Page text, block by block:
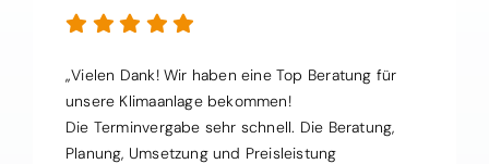
„Vielen Dank! Wir haben eine Top Beratung für
unsere Klimaanlage bekommen!
Die Terminvergabe sehr schnell. Die Beratung,
Planung, Umsetzung und Preisleistung